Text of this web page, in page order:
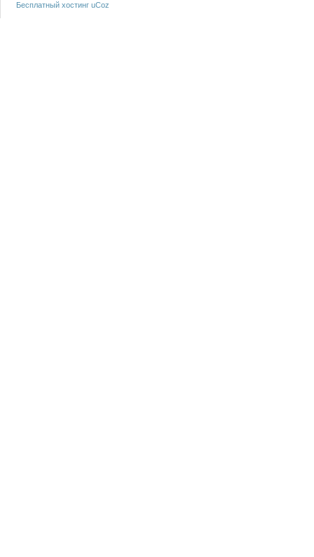
Бесплатный хостинг uCoz